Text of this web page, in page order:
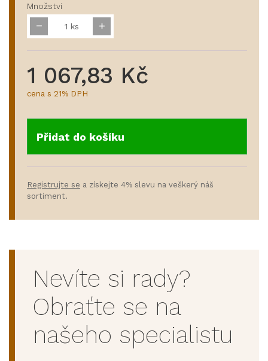
Množství
ks
1 067,83 Kč
cena s 21% DPH
Přidat do košíku
Registrujte se a získejte 4% slevu na veškerý náš
sortiment.
Nevíte si rady?
Obraťte se na
našeho specialistu